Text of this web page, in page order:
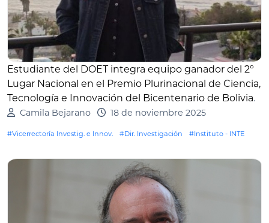
Estudiante del DOET integra equipo ganador del 2º
Lugar Nacional en el Premio Plurinacional de Ciencia,
Tecnología e Innovación del Bicentenario de Bolivia.
Camila Bejarano 18 de noviembre 2025
#Vicerrectoría Investig. e Innov. #Dir. Investigación #Instituto - INTE